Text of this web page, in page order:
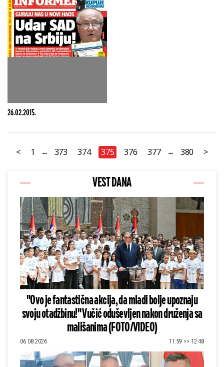
26.02.2015.
< 1 ... 373 374 375 376 377 ... 380 >
VEST DANA
"Ovo je fantastična akcija, da mladi bolje upoznaju
svoju otadžbinu!" Vučić oduševljen nakon druženja sa
mališanima (FOTO/VIDEO)
06.08.2026 11:59 >> 12:48